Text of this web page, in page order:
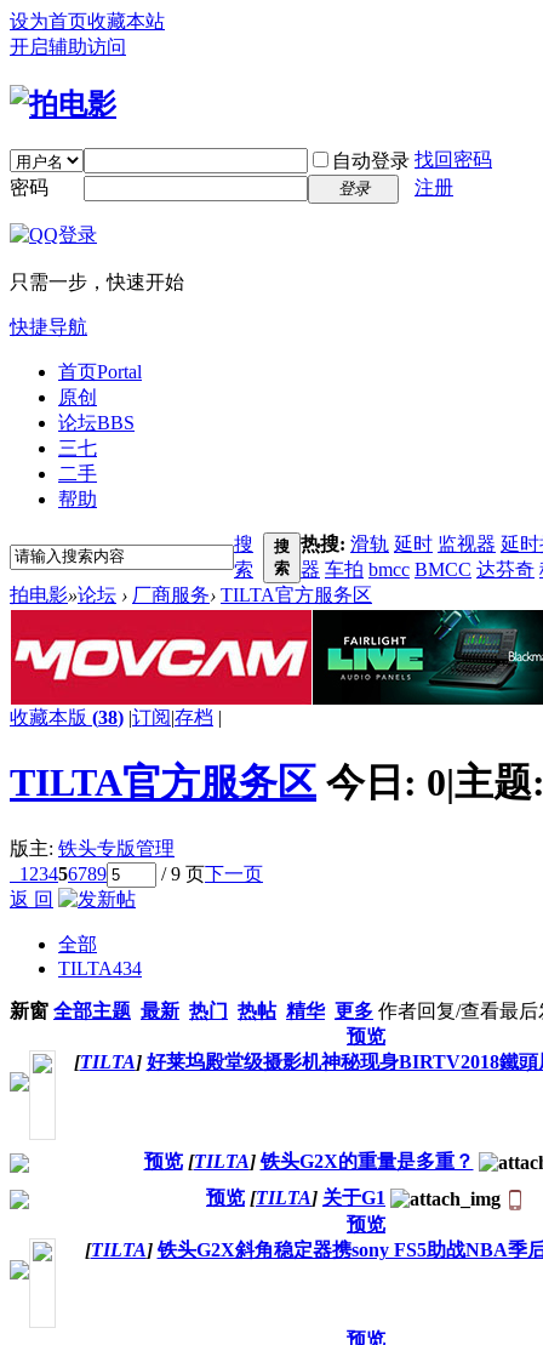
设为首页收藏本站
开启辅助访问
自动登录 找回密码
密码
登录 注册
只需一步，快速开始
快捷导航
首页Portal
原创
论坛BBS
三七
二手
帮助
搜
索
搜
索
热搜: 滑轨 延时 监视器 延
器 车拍 bmcc BMCC 达芬奇
拍电影»论坛 › 厂商服务› TILTA官方服务区
收藏本版 (38) |订阅|存档 |
TILTA官方服务区 今日: 0|主
版主: 铁头专版管理
1 23456789 / 9 页下一页
返 回
全部
TILTA434
新窗 全部主题 最新 热门 热帖 精华 更多 作者回复/查看最后
预览
[TILTA] 好莱坞殿堂级摄影机神秘现身BIRTV2018鐵頭
预览 [TILTA] 铁头G2X的重量是多重？
预览 [TILTA] 关于G1
预览
[TILTA] 铁头G2X斜角稳定器携sony FS5助战NBA季
预览